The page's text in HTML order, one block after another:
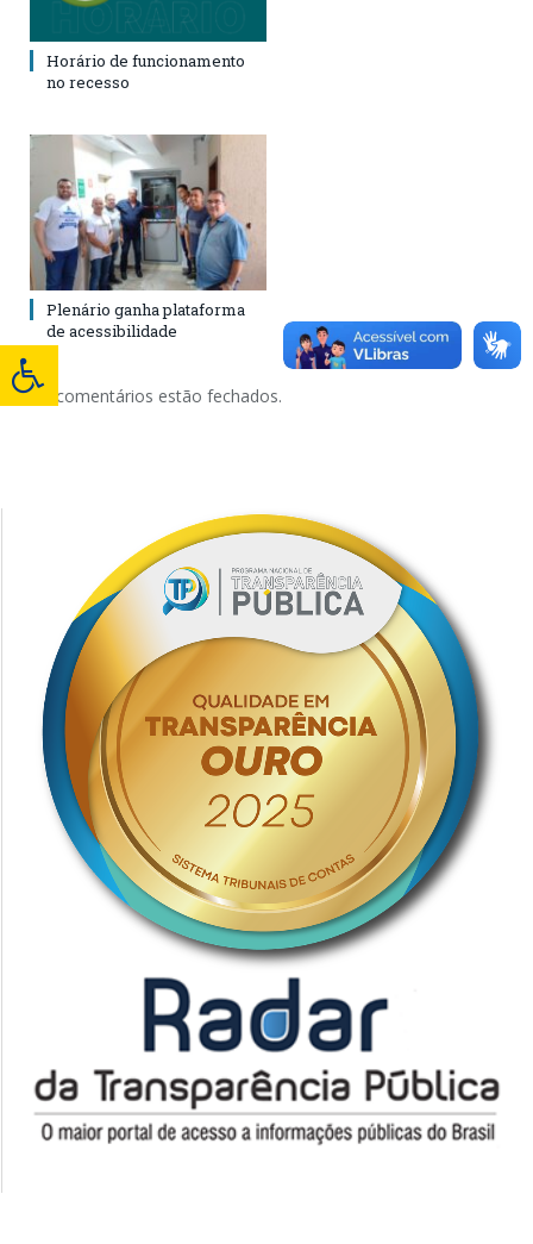
Horário de funcionamento
no recesso
Plenário ganha plataforma
de acessibilidade
Os comentários estão fechados.